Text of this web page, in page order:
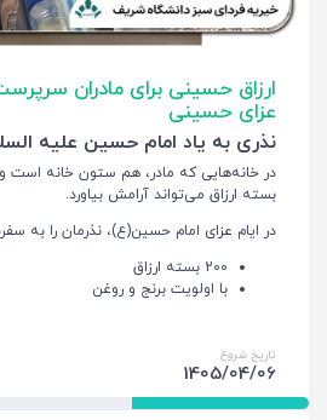
ارزاق حسینی برای مادران
عزای حسینی
نذری به یاد امام حسین علیه
در خانه‌هایی که مادر، هم ستون خانه است
بسته ارزاق می‌تواند آرامش بیاورد.
در ایام عزای امام حسین(ع)، نذرمان را به
200 بسته ارزاق
با اولویت برنج و روغن
تاریخ شروع
1405/04/06